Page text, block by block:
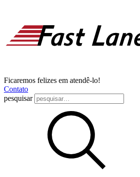
Ficaremos felizes em atendê-lo!
Contato
pesquisar